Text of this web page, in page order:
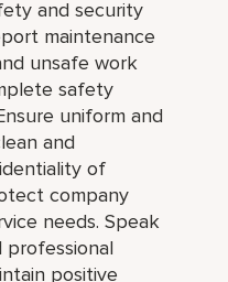
and security
maintenance
unsafe work
safety
uniform and
and
of
company
needs. Speak
professional
positive